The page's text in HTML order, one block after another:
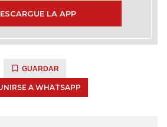
LA APP
GUARDAR
A WHATSAPP